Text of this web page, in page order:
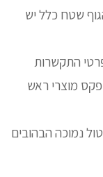
שטח כלל יש
התקשרות
מוצרי ראש
נמוכה הבהובים